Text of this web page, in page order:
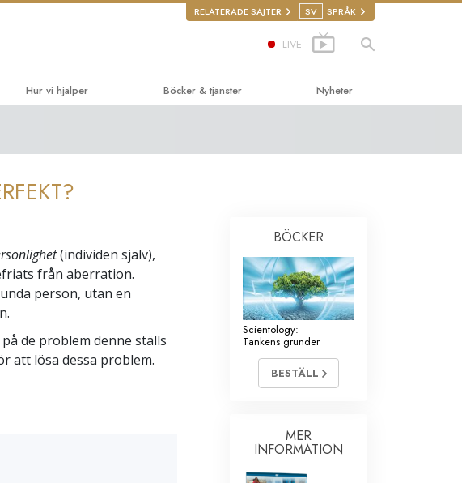
RELATERADE SAJTER SV SPRÅK
LIVE
Hur vi hjälper
Criminon
Sanningen om droger
Enade för mänskliga rättigheter
Scientologys frivilligpastorer
Böcker & tjänster
Introduktions-
föreläsningar
Inledande tjänster
Nyheter
(individen själv),
från aberration.
person, utan en
de problem denne ställs
att lösa dessa problem.
BÖCKER
Scientology:
Tankens grunder
BESTÄLL
MER
INFORMATION